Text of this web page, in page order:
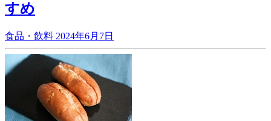
すめ
食品・飲料 2024年6月7日